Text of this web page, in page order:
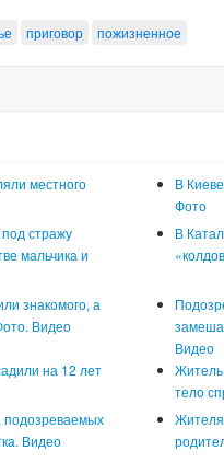
приговор пожизненное
местного
В
Фото
стражу
мальчика и
В
знакомого, а
Видео
Видео
на 12 лет
Житель
тело
подозреваемых
Видео
Жителя